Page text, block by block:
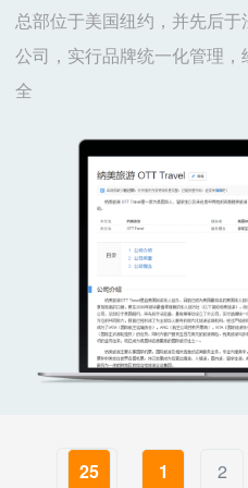
总部位于美国纽约，并先后
公司，实行品牌统一化管理
全
25 1 2